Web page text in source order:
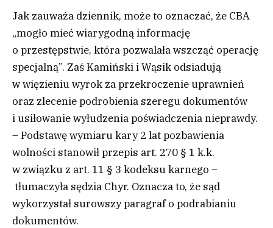
Jak zauważa dziennik, może to oznaczać, że CBA
„mogło mieć wiarygodną informację
o przestępstwie, która pozwalała wszcząć operację
specjalną”. Zaś Kamiński i Wąsik odsiadują
w więzieniu wyrok za przekroczenie uprawnień
oraz zlecenie podrobienia szeregu dokumentów
i usiłowanie wyłudzenia poświadczenia nieprawdy.
– Podstawę wymiaru kary 2 lat pozbawienia
wolności stanowił przepis art. 270 § 1 k.k.
w związku z art. 11 § 3 kodeksu karnego –
tłumaczyła sędzia Chyr. Oznacza to, że sąd
wykorzystał surowszy paragraf o podrabianiu
dokumentów.